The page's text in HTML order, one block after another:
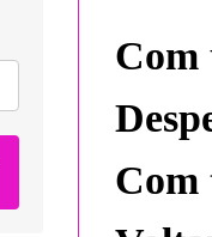
Com
Com